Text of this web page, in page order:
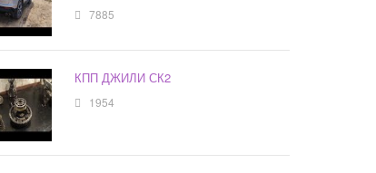
7885
КПП ДЖИЛИ СК2
1954